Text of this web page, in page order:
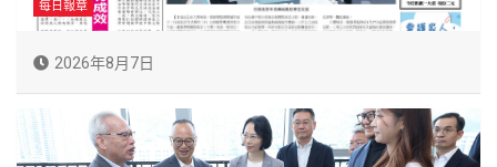
每日報章
2026年8月7日